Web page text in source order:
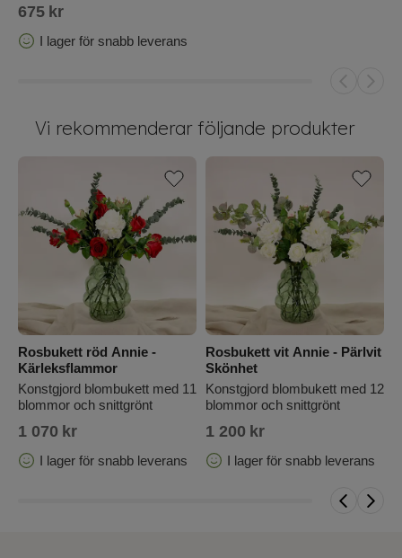
675 kr
I lager för snabb leverans
Vi rekommenderar följande produkter
Rosbukett röd Annie -
Kärleksflammor
Konstgjord blombukett med 11
blommor och snittgrönt
1 070 kr
I lager för snabb leverans
Rosbukett vit Annie - Pärlvit
Skönhet
Konstgjord blombukett med 12
blommor och snittgrönt
1 200 kr
I lager för snabb leverans